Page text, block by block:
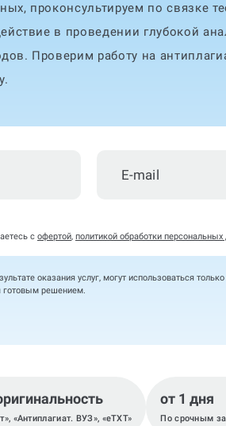
проконсультируем по связке
в проведении глубокой
Проверим работу на
с офертой политикой обработки
оказания услуг, могут использоваться
готовым решением.
«Антиплагиат. ВУЗ», «eTXT»
от 1 дня
По срочным